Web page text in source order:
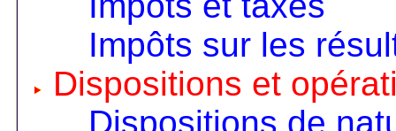
Impôts sur les
Dispositions et
Dispositions de